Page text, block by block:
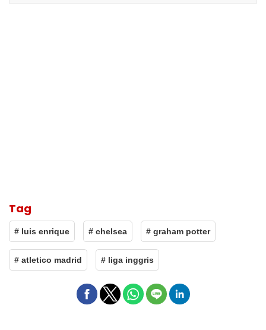
Tag
# luis enrique # chelsea # graham potter
# atletico madrid # liga inggris